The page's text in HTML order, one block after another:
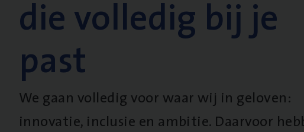
die volledig bij je
past
We gaan volledig voor waar wij in geloven:
innovatie, inclusie en ambitie. Daarvoor